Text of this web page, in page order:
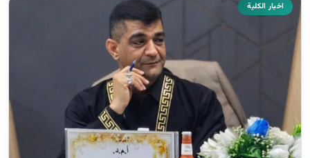
اخبار الكلية